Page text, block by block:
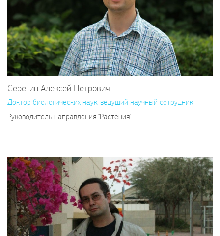
Серегин Алексей Петрович
Доктор биологических наук, ведущий научный сотрудник
Руководитель направления "Растения"